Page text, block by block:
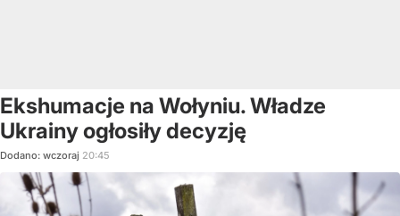
Ekshumacje na Wołyniu. Władze
Ukrainy ogłosiły decyzję
Dodano: wczoraj 20:45